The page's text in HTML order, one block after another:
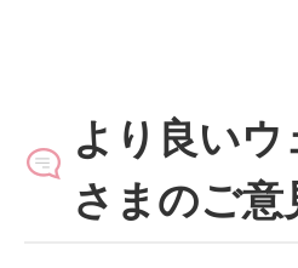
より良い
さまのご